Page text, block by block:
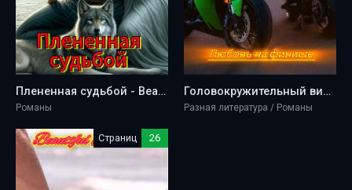
Плененная судьбой - Beautiful Paradise
Романы
Головокружительный вираж: Любовь на финише - Beautiful Paradise
Разная литература / Романы
Страниц 26